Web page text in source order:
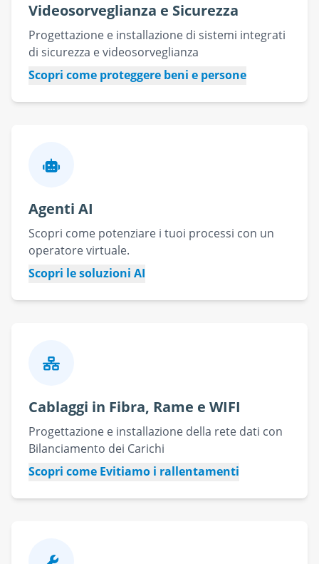
Videosorveglianza e Sicurezza
Progettazione e installazione di sistemi integrati
di sicurezza e videosorveglianza
Scopri come proteggere beni e persone
Agenti AI
Scopri come potenziare i tuoi processi con un
operatore virtuale.
Scopri le soluzioni AI
Cablaggi in Fibra, Rame e WIFI
Progettazione e installazione della rete dati con
Bilanciamento dei Carichi
Scopri come Evitiamo i rallentamenti